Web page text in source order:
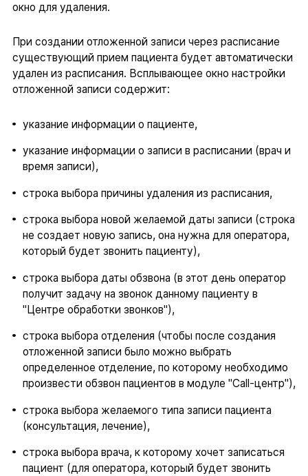
окно для удаления.
При создании отложенной записи через расписание
существующий прием пациента будет автоматически
удален из расписания. Всплывающее окно настройки
отложенной записи содержит:
указание информации о пациенте,
указание информации о записи в расписании (врач и
время записи),
строка выбора причины удаления из расписания,
строка выбора новой желаемой даты записи (строка
не создает новую запись, она нужна для оператора,
который будет звонить пациенту),
строка выбора даты обзвона (в этот день оператор
получит задачу на звонок данному пациенту в
"Центре обработки звонков"),
строка выбора отделения (чтобы после создания
отложенной записи было можно выбрать
определенное отделение, по которому необходимо
произвести обзвон пациентов в модуле "Call-центр"),
строка выбора желаемого типа записи пациента
(консультация, лечение),
строка выбора врача, к которому хочет записаться
пациент (для оператора, который будет звонить